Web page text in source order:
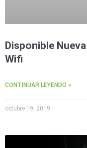
Disponible
Wifi
CONTINUAR LEYENDO »
octubre 19, 2019